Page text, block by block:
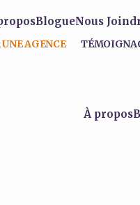
BlogueNous
AGENCE
À propos